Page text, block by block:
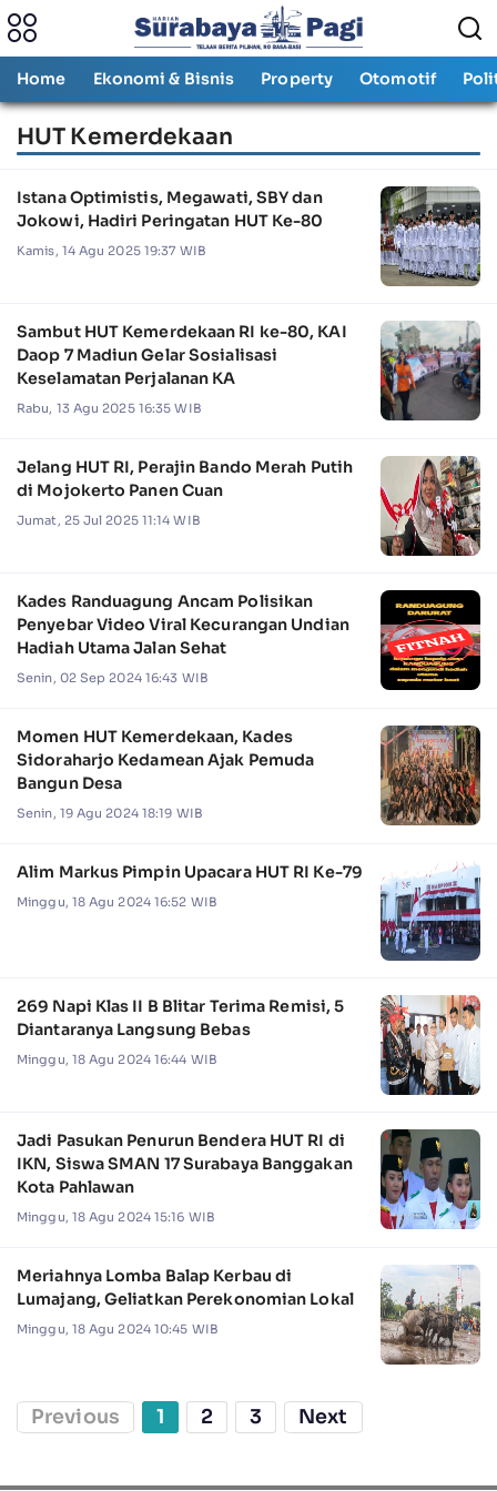
Home Ekonomi & Bisnis Property Otomotif
HUT Kemerdekaan
Istana Optimistis, Megawati, SBY dan
Jokowi, Hadiri Peringatan HUT Ke-80
Kamis, 14 Agu 2025 19:37 WIB
Sambut HUT Kemerdekaan RI ke-80, KAI
Daop 7 Madiun Gelar Sosialisasi
Keselamatan Perjalanan KA
Rabu, 13 Agu 2025 16:35 WIB
Jelang HUT RI, Perajin Bando Merah Putih
di Mojokerto Panen Cuan
Jumat, 25 Jul 2025 11:14 WIB
Kades Randuagung Ancam Polisikan
Penyebar Video Viral Kecurangan Undian
Hadiah Utama Jalan Sehat
Senin, 02 Sep 2024 16:43 WIB
Momen HUT Kemerdekaan, Kades
Sidoraharjo Kedamean Ajak Pemuda
Bangun Desa
Senin, 19 Agu 2024 18:19 WIB
Alim Markus Pimpin Upacara HUT RI Ke-79
Minggu, 18 Agu 2024 16:52 WIB
269 Napi Klas II B Blitar Terima Remisi, 5
Diantaranya Langsung Bebas
Minggu, 18 Agu 2024 16:44 WIB
Jadi Pasukan Penurun Bendera HUT RI di
IKN, Siswa SMAN 17 Surabaya Banggakan
Kota Pahlawan
Minggu, 18 Agu 2024 15:16 WIB
Meriahnya Lomba Balap Kerbau di
Lumajang, Geliatkan Perekonomian Lokal
Minggu, 18 Agu 2024 10:45 WIB
Previous 1 2 3 Next